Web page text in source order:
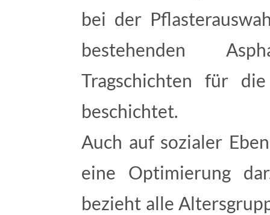
bei der
bestehenden
Tragschichten für
beschichtet.
Auch auf sozialer
eine Optimierung
bezieht alle